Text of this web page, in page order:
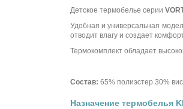
Детское термобелье серии
Удобная и универсальная
отводит влагу и создает
Термокомплект обладает
Состав: 65% полиэстер 30%
Назначение термобелья